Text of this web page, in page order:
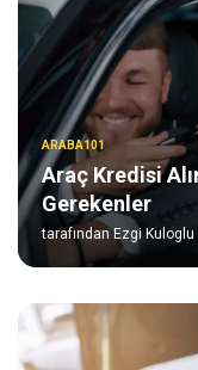
ARABA101
Araç Kredisi
Gerekenler
tarafındanEzgi Kuloglu